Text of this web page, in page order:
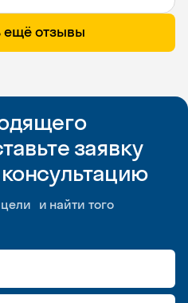
ещё отзывы
заявку
и найти того